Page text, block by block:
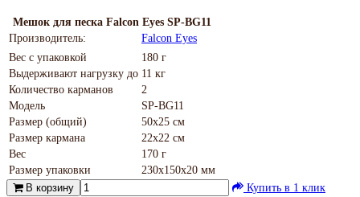
Мешок для песка Falcon Eyes SP-BG11
Производитель:
Falcon Eyes
Вес с упаковкой
180 г
Выдерживают нагрузку до 11 кг
Количество карманов
2
Модель
SP-BG11
Размер (общий)
50х25 см
Размер кармана
22х22 см
Вес
170 г
Размер упаковки
230х150х20 мм
В корзину
Купить в 1 клик